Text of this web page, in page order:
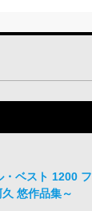
・ベスト 1200 フ
悠作品集～